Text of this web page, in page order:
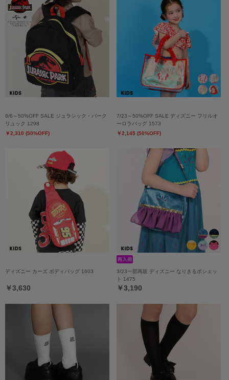
8/6～50%OFF SALE ジュラシック・パーク
リュック 1298
￥2,310 (50%OFF)
7/23～50%OFF SALE ディズニー フリルオ
ーロラバッグ 1573
￥2,145 (50%OFF)
ディズニー カーズ ボディバッグ 1603
￥3,630
3/23一部再販 ディズニー なりきるポシェッ
ト 1475
￥3,190